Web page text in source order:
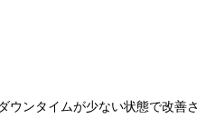
ウンタイムが少ない状態で改善さ